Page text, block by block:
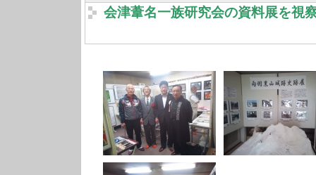
会津葦名一族研究会の資料展を視